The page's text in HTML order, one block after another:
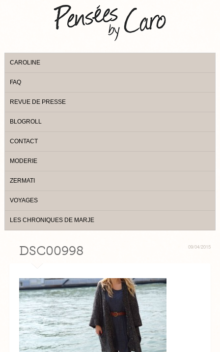
CAROLINE
FAQ
REVUE DE PRESSE
BLOGROLL
CONTACT
MODERIE
ZERMATI
VOYAGES
LES CHRONIQUES DE MARJE
09/04/2015
DSC00998